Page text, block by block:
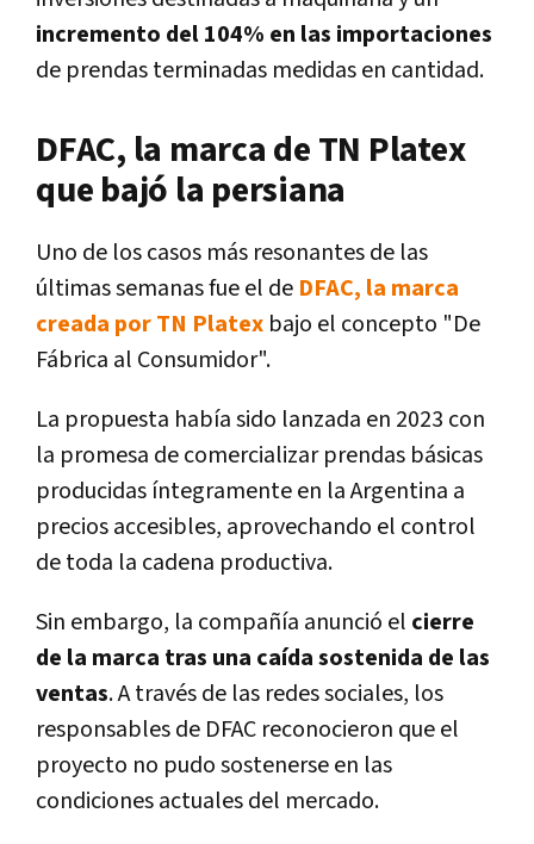
incremento del 104% en las importaciones
de prendas terminadas medidas en cantidad.
DFAC, la marca de TN Platex
que bajó la persiana
Uno de los casos más resonantes de las
últimas semanas fue el de DFAC, la marca
creada por TN Platex bajo el concepto "De
Fábrica al Consumidor".
La propuesta había sido lanzada en 2023 con
la promesa de comercializar prendas básicas
producidas íntegramente en la Argentina a
precios accesibles, aprovechando el control
de toda la cadena productiva.
Sin embargo, la compañía anunció el cierre
de la marca tras una caída sostenida de las
ventas. A través de las redes sociales, los
responsables de DFAC reconocieron que el
proyecto no pudo sostenerse en las
condiciones actuales del mercado.